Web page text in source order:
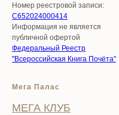
Номер реестровой записи:
С652024000414
Информация не является
публичной офертой
Федеральный Реестр
"Всероссийская Книга Почёта"
Мега Палас
МЕГА КЛУБ